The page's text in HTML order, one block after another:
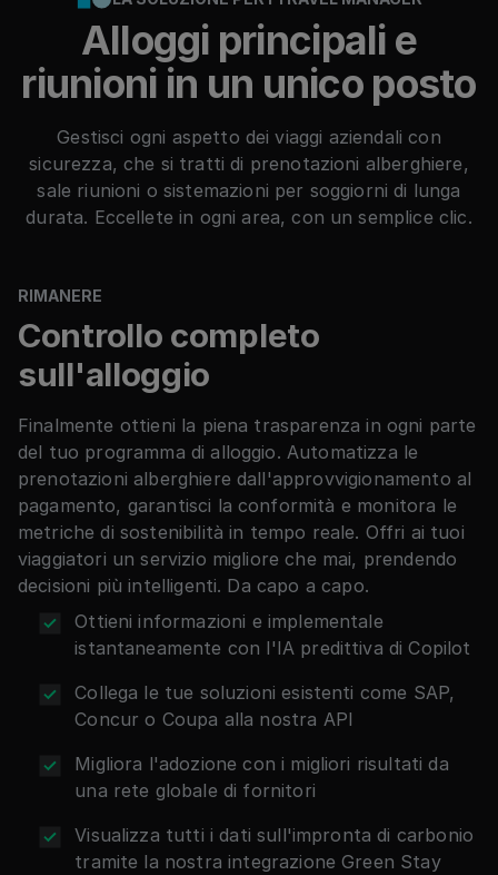
Alloggi principali e
riunioni in un unico posto
Gestisci ogni aspetto dei viaggi aziendali con
sicurezza, che si tratti di prenotazioni alberghiere,
sale riunioni o sistemazioni per soggiorni di lunga
durata. Eccellete in ogni area, con un semplice clic.
RIMANERE
Controllo completo
sull'alloggio
Finalmente ottieni la piena trasparenza in ogni parte
del tuo programma di alloggio. Automatizza le
prenotazioni alberghiere dall'approvvigionamento al
pagamento, garantisci la conformità e monitora le
metriche di sostenibilità in tempo reale. Offri ai tuoi
viaggiatori un servizio migliore che mai, prendendo
decisioni più intelligenti. Da capo a capo.
Ottieni informazioni e implementale
istantaneamente con l'IA predittiva di Copilot
Collega le tue soluzioni esistenti come SAP,
Concur o Coupa alla nostra API
Migliora l'adozione con i migliori risultati da
una rete globale di fornitori
Visualizza tutti i dati sull'impronta di carbonio
tramite la nostra integrazione Green Stay